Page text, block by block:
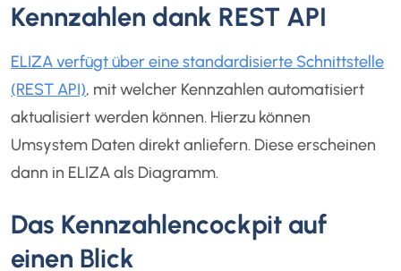
Kennzahlen dank REST API
ELIZA verfügt über eine standardisierte Schnittstelle
(REST API), mit welcher Kennzahlen automatisiert
aktualisiert werden können. Hierzu können
Umsystem Daten direkt anliefern. Diese erscheinen
dann in ELIZA als Diagramm.
Das Kennzahlencockpit auf
einen Blick